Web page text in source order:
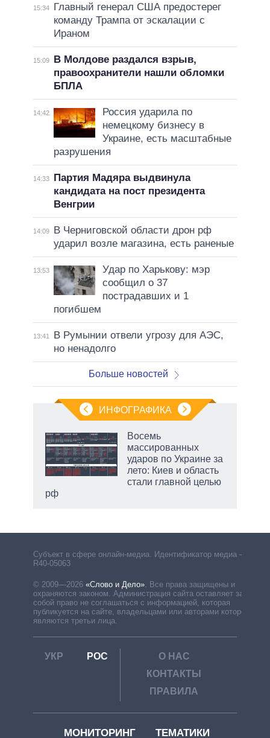
15:34
Главный генерал США предостерег
команду Трампа от эскалации с
Ираном
15:09
В Молдове раздался взрыв,
правоохранители нашли обломки
БПЛА
14:42
Россия ударила по
немецкому бизнесу в
Украине, есть масштабные
разрушения
14:33
Партия Мадяра выдвинула
кандидата на пост президента
Венгрии
14:09
В Черниговской области дрон рф
ударил возле магазина, есть раненые
13:53
Удар по Харькову: мэр
сообщил о 37
пострадавших и 1
погибшем
13:41
В Румынии отвели угрозу для АЭС,
но ненадолго
Больше новостей
ИНФОГРАФИКА
Восемь
массированных
ударов по Украине за
лето: Киев и область
стали главной целью
рф
Субъект в сфере онлайн-медиа. Идентификатор медиа –
R40-05063
© 2009—2026 «Слово и Дело» Все права защищены и
охраняются законом. Администрация сайта оставляет за
собой право не соглашаться с информацией, которая
публикуется на сайте, владельцами или авторами которой
являются третьи лица.
УКР РОС
О НАС
КОНТАКТЫ
ПРАВИЛА
МОНИТОРИНГ ТЕМАТИКИ